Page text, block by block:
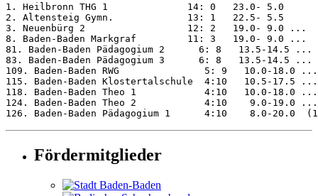
1. Heilbronn THG 1              14: 0   23.0- 5.0
2. Altensteig Gymn.             13: 1   22.5- 5.5
3. Neuenbürg 2                  12: 2   19.0- 9.0 ...
8. Baden-Baden Markgraf         11: 3   19.0- 9.0 ...
81. Baden-Baden Pädagogium 2      6: 8   13.5-14.5 ...
83. Baden-Baden Pädagogium 3      6: 8   13.5-14.5 ...
109. Baden-Baden RWG               5: 9   10.0-18.0 ...
115. Baden-Baden Klostertalschule  4:10   10.5-17.5 ...
118. Baden-Baden Theo 1            4:10   10.0-18.0 ...
124. Baden-Baden Theo 2            4:10    9.0-19.0 ...
126. Baden-Baden Pädagogium 1      4:10    8.0-20.0
Fördermitglieder